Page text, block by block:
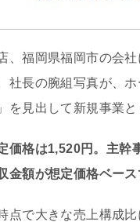
、福岡県福岡市の会
社長の腕組写真が、
を見出して新規事業
価格は1,520円。主幹
金額が想定価格ベー
点で大きな売上構成